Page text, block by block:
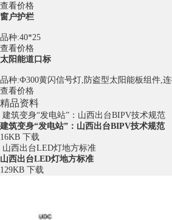
查看价格
窗户护栏
品种:40*25
查看价格
太阳能道口标
品种:Ф300黄闪信号灯,防盗型太阳能板组件,
查看价格
精品资料
建筑变身“发电站”：山西出台BIPV技术规范
建筑变身“发电站”：山西出台BIPV技术规范
16KB 下载
山西出台LED灯地方标准
山西出台LED灯地方标准
129KB 下载